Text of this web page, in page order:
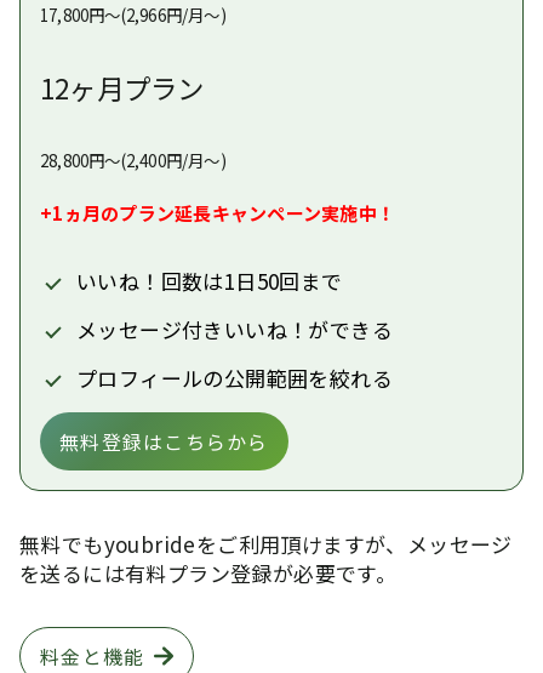
17,800円〜(2,966円/月〜)
12ヶ月プラン
28,800円〜(2,400円/月〜)
+1ヵ月のプラン延長キャンペーン実施中！
いいね！回数は1日50回まで
メッセージ付きいいね！ができる
プロフィールの公開範囲を絞れる
無料登録はこちらから
無料でもyoubrideをご利用頂けますが、メッセージ
を送るには有料プラン登録が必要です。
料金と機能